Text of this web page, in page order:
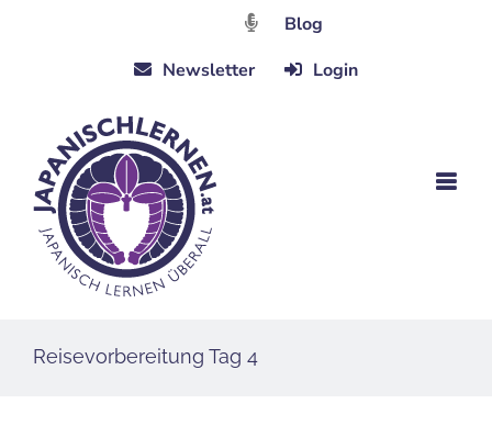
Blog
Newsletter
Login
Reisevorbereitung Tag 4